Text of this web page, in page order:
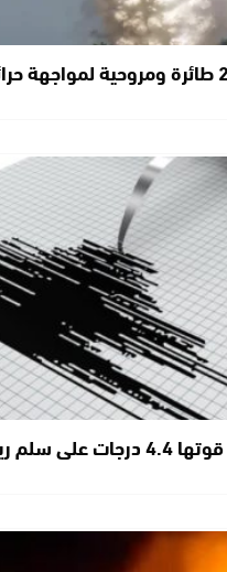
المغرب يحشد 25 طائرة ومروحية
هزة أرضية بلغت قوتها 4.4